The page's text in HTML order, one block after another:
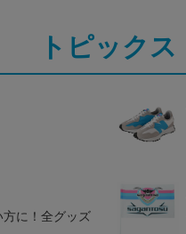
トピックス
に！全グッズ